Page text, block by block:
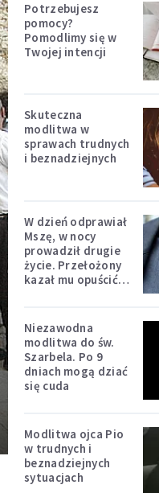
Potrzebujesz
pomocy?
Pomodlimy się w
Twojej intencji
Skuteczna
modlitwa w
sprawach trudnych
i beznadziejnych
W dzień odprawiał
Mszę, w nocy
prowadził drugie
życie. Przełożony
kazał mu opuścić
Niezawodna
modlitwa do św.
Szarbela. Po 9
dniach mogą dziać
się cuda
Modlitwa ojca Pio
w trudnych i
beznadziejnych
sytuacjach